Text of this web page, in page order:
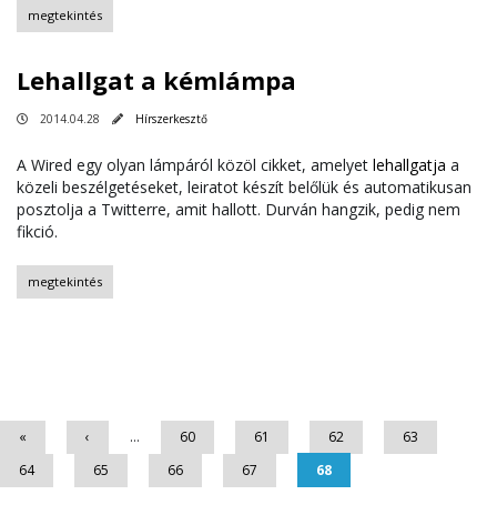
megtekintés
Lehallgat a kémlámpa
2014.04.28 Hírszerkesztő
A Wired egy olyan lámpáról közöl cikket, amelyet lehallgatja a
közeli beszélgetéseket, leiratot készít belőlük és automatikusan
posztolja a Twitterre, amit hallott. Durván hangzik, pedig nem
fikció.
megtekintés
« ‹ … 60 61 62
63
64
65 66 67 68